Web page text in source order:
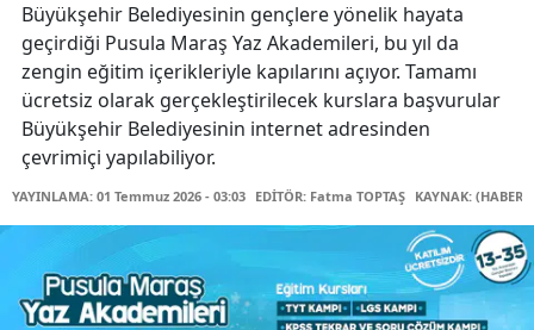
Büyükşehir Belediyesinin gençlere yönelik hayata
geçirdiği Pusula Maraş Yaz Akademileri, bu yıl da
zengin eğitim içerikleriyle kapılarını açıyor. Tamamı
ücretsiz olarak gerçekleştirilecek kurslara başvurular
Büyükşehir Belediyesinin internet adresinden
çevrimiçi yapılabiliyor.
YAYINLAMA: 01 Temmuz 2026 - 03:03 EDİTÖR: Fatma TOPTAŞ KAYNAK: (HABER